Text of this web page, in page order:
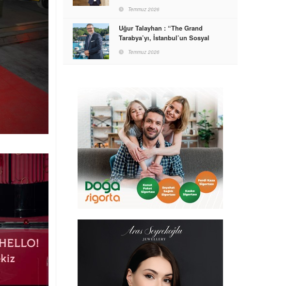
Temmuz 2026
Uğur Talayhan : “The Grand
Tarabya’yı, İstanbul’un Sosyal
Destinasyon Haline Getirmeyi
Temmuz 2026